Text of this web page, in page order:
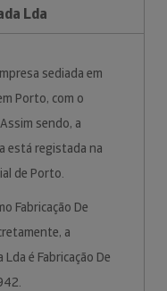
Lda
sediada em
Porto, com o
sendo, a
está registada na
de Porto.
Fabricação De
a
é Fabricação De